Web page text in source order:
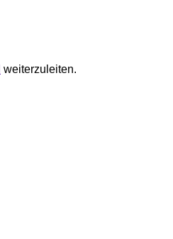
weiterzuleiten.